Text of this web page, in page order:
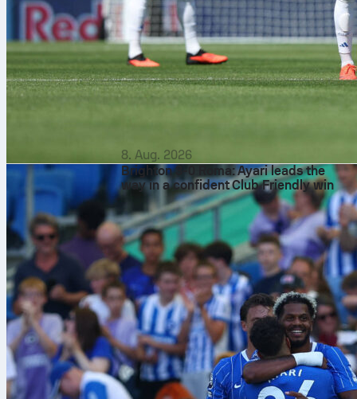
8. Aug. 2026
Brighton 3-0 Roma: Ayari leads the
way in a confident Club Friendly win